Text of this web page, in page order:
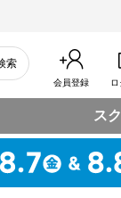
索
会員登録 ロ
ス